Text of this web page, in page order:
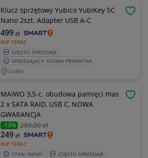
Klucz sprzętowy Yubico YubiKey 5C
Nano 2szt. Adapter USB A-C
KUP TERAZ
499zł
CZĘSTO SPRZEDAJE
SPRZEDAJĄCY: OSOBA PRYWATNA
Lubin
MAIWO 3,5-c. obudowa pamięci mas
2 x SATA RAID, USB C, NOWA
GWARANCJA
-13% 289,00 zł
KUP TERAZ
249zł
STAN: NOWY
CZĘSTO SPRZEDAJE